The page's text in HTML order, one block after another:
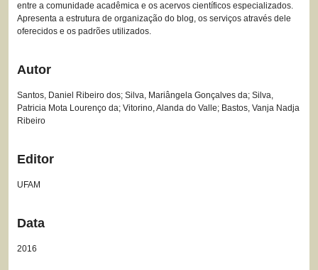
entre a comunidade acadêmica e os acervos científicos especializados.
Apresenta a estrutura de organização do blog, os serviços através dele
oferecidos e os padrões utilizados.
Autor
Santos, Daniel Ribeiro dos; Silva, Mariângela Gonçalves da; Silva,
Patricia Mota Lourenço da; Vitorino, Alanda do Valle; Bastos, Vanja Nadja
Ribeiro
Editor
UFAM
Data
2016